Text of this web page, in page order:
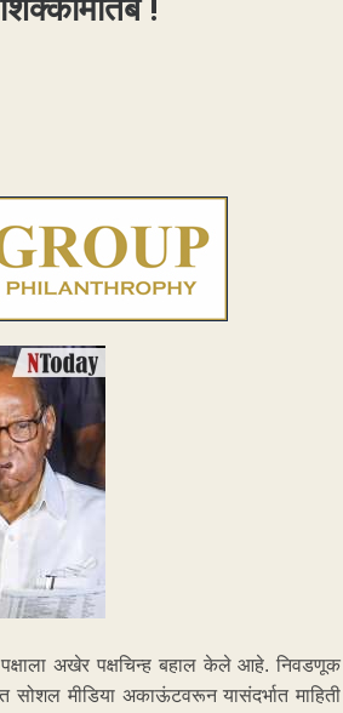
!
पक्षाला अखेर पक्षचिन्ह बहाल केले आहे. निवडणूक
सोशल मीडिया अकाऊंटवरून यासंदर्भात माहिती